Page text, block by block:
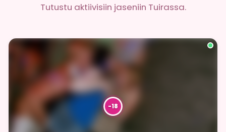
Tutustu aktiivisiin jaseniin Tuirassa.